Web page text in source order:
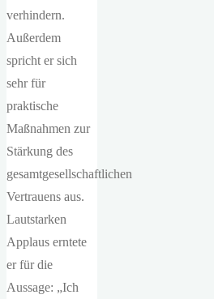
verhindern.
Außerdem
spricht er sich
sehr für
praktische
Maßnahmen zur
Stärkung des
gesamtgesellschaftlichen
Vertrauens aus.
Lautstarken
Applaus erntete
er für die
Aussage: „Ich